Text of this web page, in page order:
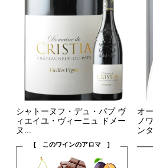
シャトーヌフ・デュ・パプ ヴ
ィエイユ・ヴィーニュ ドメー
ヌ...
[ このワインのアロマ ]
オ
ノ
ンタ